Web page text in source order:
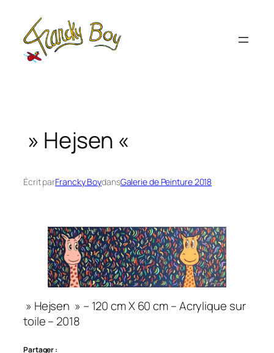
contenu
» Hejsen «
Écrit parFrancky BoydansGalerie de Peinture 2018
» Hejsen » – 120 cm X 60 cm – Acrylique sur
toile – 2018
Partager :